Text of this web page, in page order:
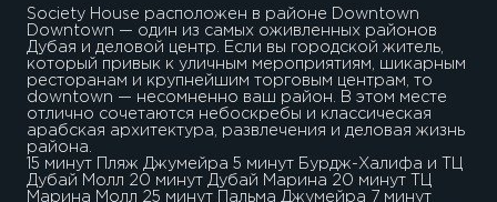
Society House расположен в районе Downtown
Downtown — один из самых оживленных районов
Дубая и деловой центр. Если вы городской житель,
который привык к уличным мероприятиям, шикарным
ресторанам и крупнейшим торговым центрам, то
downtown — несомненно ваш район. В этом месте
отлично сочетаются небоскребы и классическая
арабская архитектура, развлечения и деловая жизнь
района.
15 минут Пляж Джумейра 5 минут Бурдж-Халифа и ТЦ
Дубай Молл 20 минут Дубай Марина 20 минут ТЦ
Марина Молл 25 минут Пальма Джумейра 7 минут